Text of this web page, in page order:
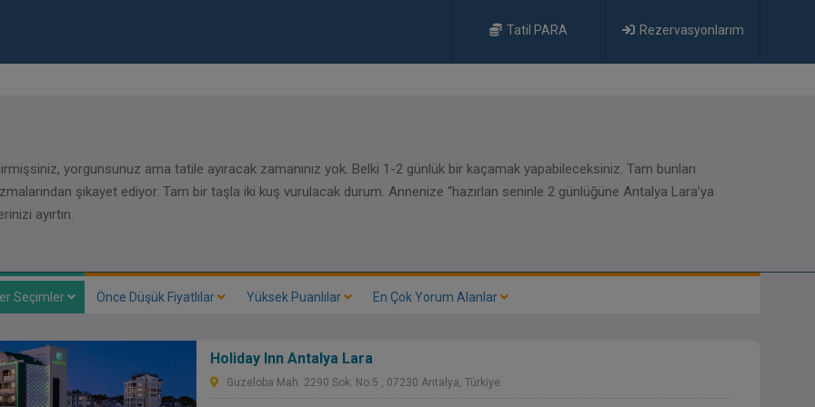
Rezervasyonlarım
Tatil PARA
yorgunsunuz ama tatile ayıracak zamanınız yok. Belki 1-2 günlük bir kaçamak yapabileceksiniz. Tam bunları
şikayet ediyor. Tam bir taşla iki kuş vurulacak durum. Annenize “hazırlan seninle 2 günlüğüne Antalya Lara’ya
ayırtın.
Seçimler Önce Düşük Fiyatlılar Yüksek Puanlılar En Çok Yorum Alanlar
Holiday Inn Antalya Lara
Guzeloba Mah. 2290 Sok. No:5 , 07230 Antalya, Türkiye